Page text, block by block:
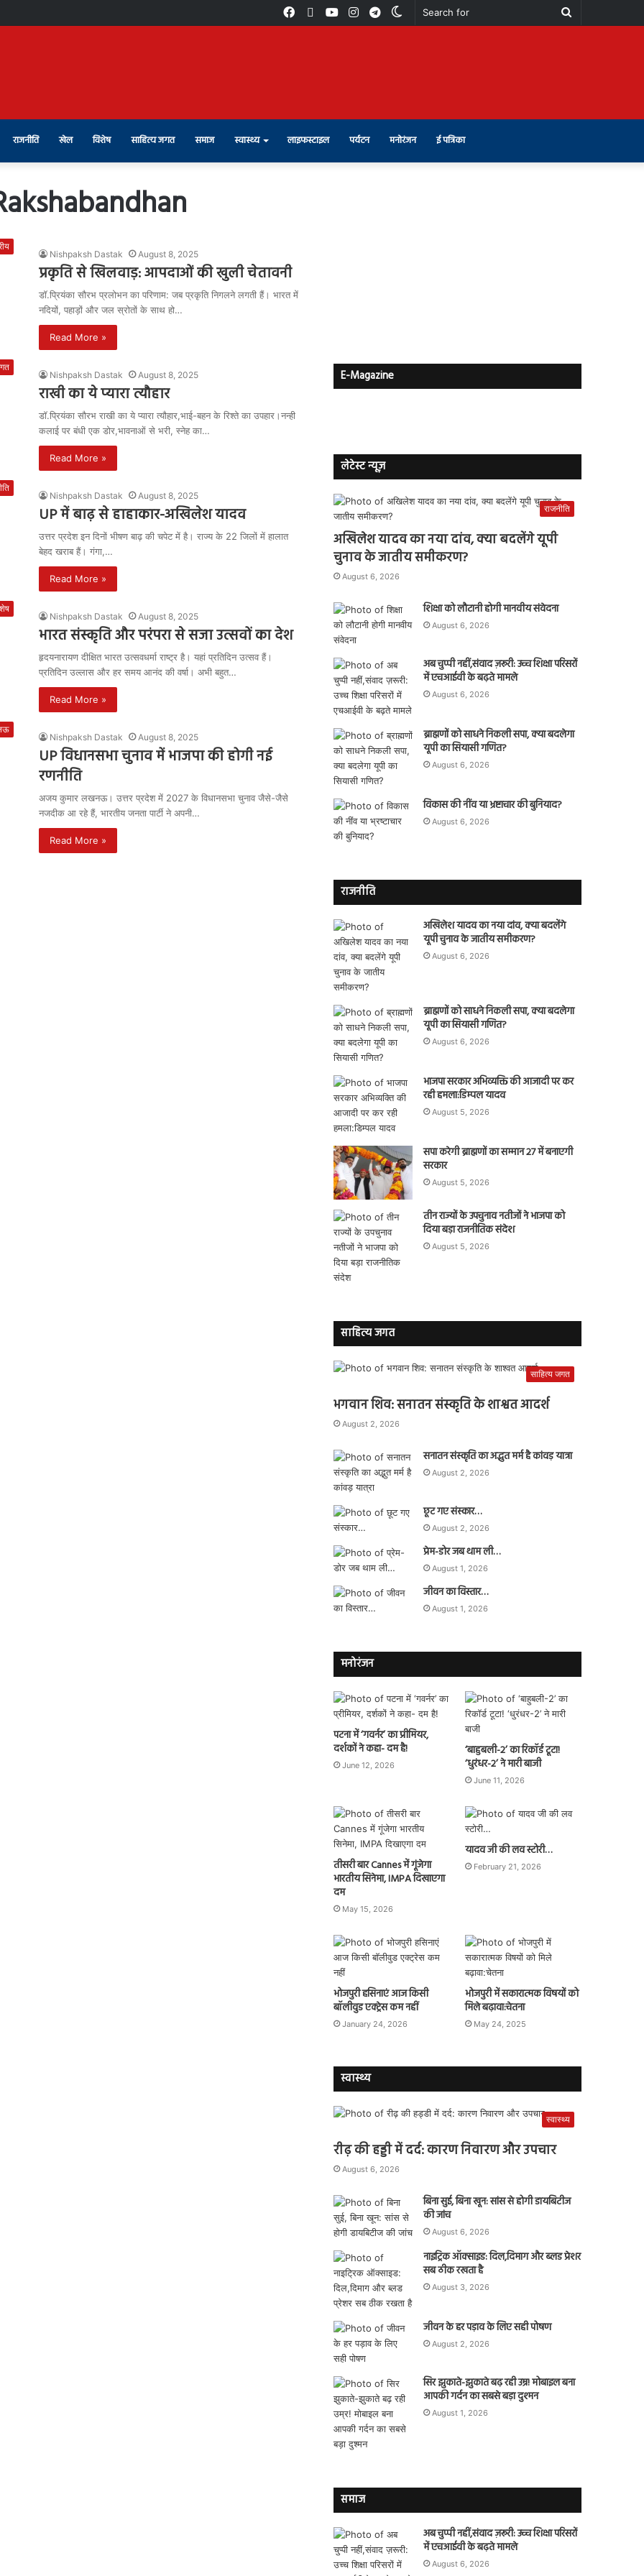
Search
Switch
Telegram
Instagram
Youtube
Facebook
राजनीति खेल विशेष साहित्य जगत समाज स्वास्थ्य लाइफस्टाइल पर्यटन मनोरंजन ई पत्रिका
Nishpaksh Dastak August 8, 2025
प्रकृति से खिलवाड़: आपदाओं की खुली चेतावनी
डॉ.प्रियंका सौरभ प्रलोभन का परिणाम: जब प्रकृति निगलने लगती हैं। भारत में
नदियों, पहाड़ों और जल स्रोतों के साथ हो…
Read More »
Nishpaksh Dastak August 8, 2025
राखी का ये प्यारा त्यौहार
डॉ.प्रियंका सौरभ राखी का ये प्यारा त्यौहार,भाई-बहन के रिश्ते का उपहार।नन्ही
कलाई पर बंधी एक डोर,भावनाओं से भरी, स्नेह का…
Read More »
Nishpaksh Dastak August 8, 2025
UP में बाढ़ से हाहाकार-अखिलेश यादव
उत्तर प्रदेश इन दिनों भीषण बाढ़ की चपेट में है। राज्य के 22 जिलों में हालात
बेहद खराब हैं। गंगा,…
Read More »
Nishpaksh Dastak August 8, 2025
भारत संस्कृति और परंपरा से सजा उत्सवों का देश
हृदयनारायण दीक्षित भारत उत्सवधर्मा राष्ट्र है। यहां प्रतिदिन उत्सव हैं।
प्रतिदिन उल्लास और हर समय आनंद की वर्षा। अभी बहुत…
Read More »
Nishpaksh Dastak August 8, 2025
UP विधानसभा चुनाव में भाजपा की होगी नई
रणनीति
अजय कुमार लखनऊ। उत्तर प्रदेश में 2027 के विधानसभा चुनाव जैसे-जैसे
नजदीक आ रहे हैं, भारतीय जनता पार्टी ने अपनी…
Read More »
E-Magazine
लेटेस्ट न्यूज़
राजनीति
अखिलेश यादव का नया दांव, क्या बदलेंगे यूपी
चुनाव के जातीय समीकरण?
August 6, 2026
शिक्षा को लौटानी होगी मानवीय संवेदना
August 6, 2026
अब चुप्पी नहीं,संवाद ज़रूरी: उच्च शिक्षा परिसरों
में एचआईवी के बढ़ते मामले
August 6, 2026
ब्राह्मणों को साधने निकली सपा, क्या बदलेगा
यूपी का सियासी गणित?
August 6, 2026
विकास की नींव या भ्रष्टाचार की बुनियाद?
August 6, 2026
राजनीति
अखिलेश यादव का नया दांव, क्या बदलेंगे
यूपी चुनाव के जातीय समीकरण?
August 6, 2026
ब्राह्मणों को साधने निकली सपा, क्या बदलेगा
यूपी का सियासी गणित?
August 6, 2026
भाजपा सरकार अभिव्यक्ति की आजादी पर कर
रही हमला:डिम्पल यादव
August 5, 2026
सपा करेगी ब्राह्मणों का सम्मान 27 में बनाएगी
सरकार
August 5, 2026
तीन राज्यों के उपचुनाव नतीजों ने भाजपा को
दिया बड़ा राजनीतिक संदेश
August 5, 2026
साहित्य जगत
साहित्य जगत
भगवान शिव: सनातन संस्कृति के शाश्वत आदर्श
August 2, 2026
सनातन संस्कृति का अद्भुत मर्म है कांवड़ यात्रा
August 2, 2026
छूट गए संस्कार…
August 2, 2026
प्रेम-डोर जब थाम ली…
August 1, 2026
जीवन का विस्तार…
August 1, 2026
मनोरंजन
पटना में ‘गवर्नर’ का प्रीमियर,
दर्शकों ने कहा- दम है!
June 12, 2026
‘बाहुबली-2’ का रिकॉर्ड टूटा!
‘धुरंधर-2’ ने मारी बाजी
June 11, 2026
तीसरी बार Cannes में गूंजेगा
भारतीय सिनेमा, IMPA दिखाएगा
दम
May 15, 2026
यादव जी की लव स्टोरी…
February 21, 2026
भोजपुरी हसिनाएं आज किसी
बॉलीवुड एक्ट्रेस कम नहीं
January 24, 2026
भोजपुरी में सकारात्मक विषयों को
मिले बढ़ावा:चेतना
May 24, 2025
स्वास्थ्य
स्वास्थ्य
रीढ़ की हड्डी में दर्द: कारण निवारण और उपचार
August 6, 2026
बिना सुई, बिना खून: सांस से होगी डायबिटीज
की जांच
August 6, 2026
नाइट्रिक ऑक्साइड: दिल,दिमाग और ब्लड प्रेशर
सब ठीक रखता है
August 3, 2026
जीवन के हर पड़ाव के लिए सही पोषण
August 2, 2026
सिर झुकाते-झुकाते बढ़ रही उम्र! मोबाइल बना
आपकी गर्दन का सबसे बड़ा दुश्मन
August 1, 2026
समाज
अब चुप्पी नहीं,संवाद ज़रूरी: उच्च शिक्षा परिसरों
में एचआईवी के बढ़ते मामले
August 6, 2026